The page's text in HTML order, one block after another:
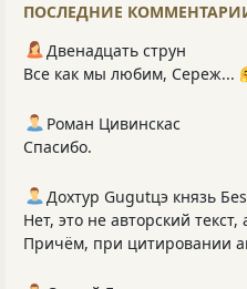
ПОСЛЕДНИЕ
Двенадцать струн
Все как мы любим, Сереж...
Роман Цивинскас
Спасибо.
Дохтур Gugutцэ князь
Нет, это не авторский
Причём, при цитировании